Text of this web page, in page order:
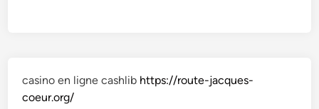
casino en ligne cashlib https://route-jacques-
coeur.org/